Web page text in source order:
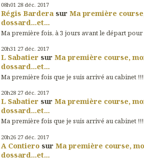
08h01 28 déc. 2017
Régis Bardera sur Ma première
dossard...et...
Ma première fois, à 3 jours avant le départ pour
20h31 27 déc. 2017
L Sabatier sur Ma première course,
dossard...et...
Ma première fois que je suis arrivé au cabinet !!!
20h28 27 déc. 2017
L Sabatier sur Ma première course,
dossard...et...
Ma première fois que je suis arrivé au cabinet !!!
20h26 27 déc. 2017
A Contiero sur Ma première course,
dossard...et...